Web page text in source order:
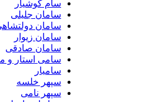
سام کوشیار
سامان جلیلی
سامان دولتشاهی
سامان زیوار
سامان صادقی
سامی استار و محسن راد
سامیار
سپهر خلسه
سپهر نامی